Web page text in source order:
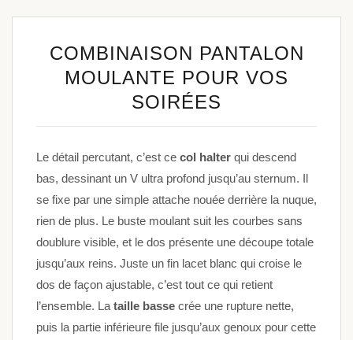
COMBINAISON PANTALON
MOULANTE POUR VOS
SOIRÉES
Le détail percutant, c’est ce col halter qui descend
bas, dessinant un V ultra profond jusqu’au sternum. Il
se fixe par une simple attache nouée derrière la nuque,
rien de plus. Le buste moulant suit les courbes sans
doublure visible, et le dos présente une découpe totale
jusqu’aux reins. Juste un fin lacet blanc qui croise le
dos de façon ajustable, c’est tout ce qui retient
l’ensemble. La taille basse crée une rupture nette,
puis la partie inférieure file jusqu’aux genoux pour cette